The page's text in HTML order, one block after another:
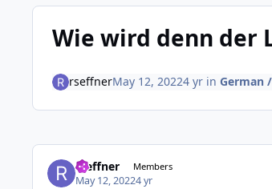
Wie wird denn der
rseffnerMay 12, 20224 yrin German
rseffner Members
May 12, 20224 yr